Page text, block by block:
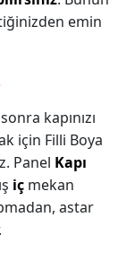
emin
kapınızı
için Filli Boya
Panel Kapı
iç mekan
astar